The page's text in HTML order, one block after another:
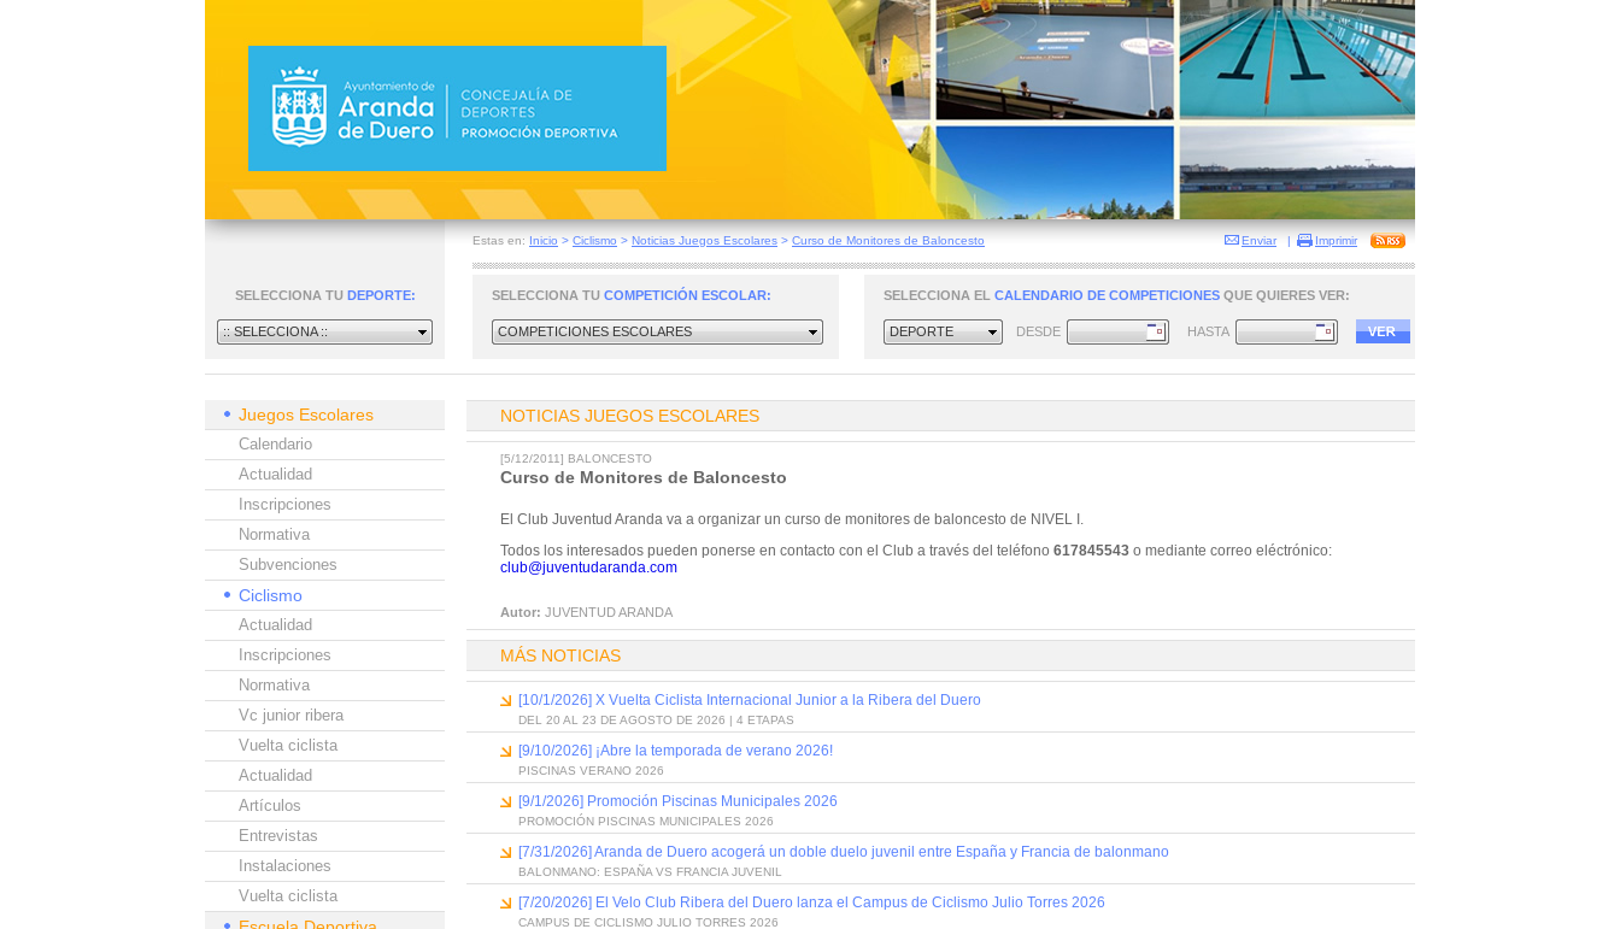
Estas en: Inicio > Ciclismo > Noticias Juegos Escolares > Curso de Monitores de Baloncesto Enviar | Imprimir
SELECCIONA TU DEPORTE:
:: SELECCIONA ::
SELECCIONA TU COMPETICIÓN ESCOLAR:
COMPETICIONES ESCOLARES
SELECCIONA EL CALENDARIO DE COMPETICIONES QUE QUIERES VER:
DEPORTE DESDE HASTA
Juegos Escolares
Calendario
Actualidad
Inscripciones
Normativa
Subvenciones
Ciclismo
Actualidad
Inscripciones
Normativa
Vc junior ribera
Vuelta ciclista
Actualidad
Artículos
Entrevistas
Instalaciones
Vuelta ciclista
NOTICIAS JUEGOS ESCOLARES
[5/12/2011] BALONCESTO
Curso de Monitores de Baloncesto
El Club Juventud Aranda va a organizar un curso de monitores de baloncesto de NIVEL I.
Todos los interesados pueden ponerse en contacto con el Club a través del teléfono 617845543 o mediante correo eléctrónico:
club@juventudaranda.com
Autor: JUVENTUD ARANDA
MÁS NOTICIAS
[10/1/2026] X Vuelta Ciclista Internacional Junior a la Ribera del Duero
DEL 20 AL 23 DE AGOSTO DE 2026 | 4 ETAPAS
[9/10/2026] ¡Abre la temporada de verano 2026!
PISCINAS VERANO 2026
[9/1/2026] Promoción Piscinas Municipales 2026
PROMOCIÓN PISCINAS MUNICIPALES 2026
[7/31/2026] Aranda de Duero acogerá un doble duelo juvenil entre España y Francia de balonmano
BALONMANO: ESPAÑA VS FRANCIA JUVENIL
[7/20/2026] El Velo Club Ribera del Duero lanza el Campus de Ciclismo Julio Torres 2026
CAMPUS DE CICLISMO JULIO TORRES 2026